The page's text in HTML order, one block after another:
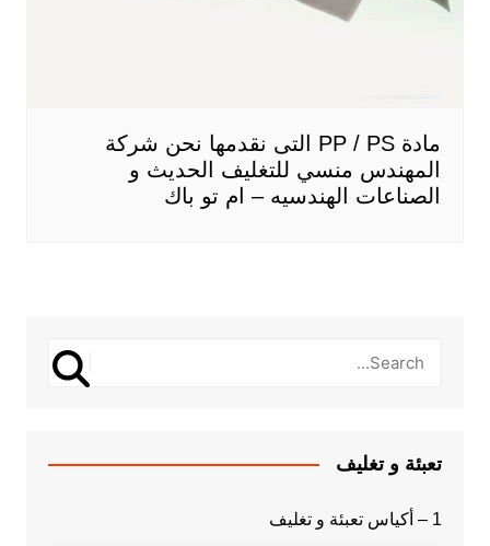
مادة PP / PS التى نقدمها نحن شركة
المهندس منسي للتغليف الحديث و
الصناعات الهندسيه – ام تو باك
تعبئة و تغليف
1 – أكياس تعبئة و تغليف